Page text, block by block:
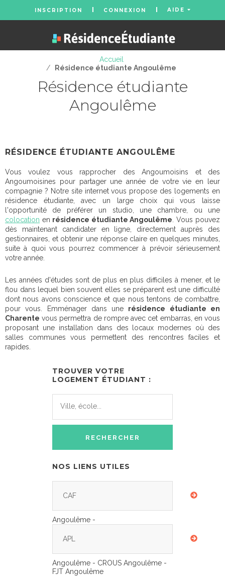
INSCRIPTION CONNEXION AIDE
Accueil
/
Résidence étudiante Angoulême
Résidence étudiante
Angoulême
RÉSIDENCE ÉTUDIANTE ANGOULÊME
Vous voulez vous rapprocher des Angoumoisins et des
Angoumoisines pour partager une année de votre vie en leur
compagnie ? Notre site internet vous propose des logements en
résidence étudiante, avec un large choix qui vous laisse
l'opportunité de préférer un studio, une chambre, ou une
colocation en résidence étudiante Angoulême . Vous pouvez
dès maintenant candidater en ligne, directement auprès des
gestionnaires, et obtenir une réponse claire en quelques minutes,
suite à quoi vous pourrez commencer à prévoir sérieusement
votre année.
Les années d'études sont de plus en plus difficiles à mener, et le
flou dans lequel bien souvent elles se préparent est une difficulté
dont nous avons conscience et que nous tentons de combattre,
pour vous. Emménager dans une résidence étudiante en
Charente vous permettra de rompre avec cet embarras, en vous
proposant une installation dans des locaux modernes où des
salles communes vous permettent des rencontres faciles et
rapides.
TROUVER VOTRE
LOGEMENT ÉTUDIANT :
NOS LIENS UTILES
CAF
Angoulême -
APL
Angoulême - CROUS Angoulême -
FJT Angoulême